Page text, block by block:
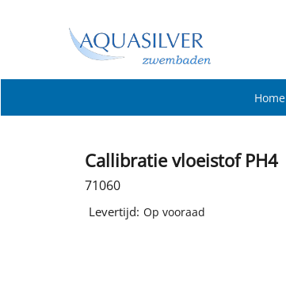
Home
Callibratie vloeistof PH4
71060
Levertijd: Op vooraad